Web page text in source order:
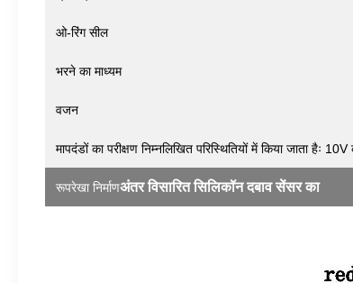
ओ-रिंग सील
भरने का माध्यम
वजन
मापदंडों का परीक्षण निम्नलिखित परिस्थितियों में किया जाता हैः
रूपरेखा निर्माणअंतर विसारित सिलिकॉन दबाव सेंसर का